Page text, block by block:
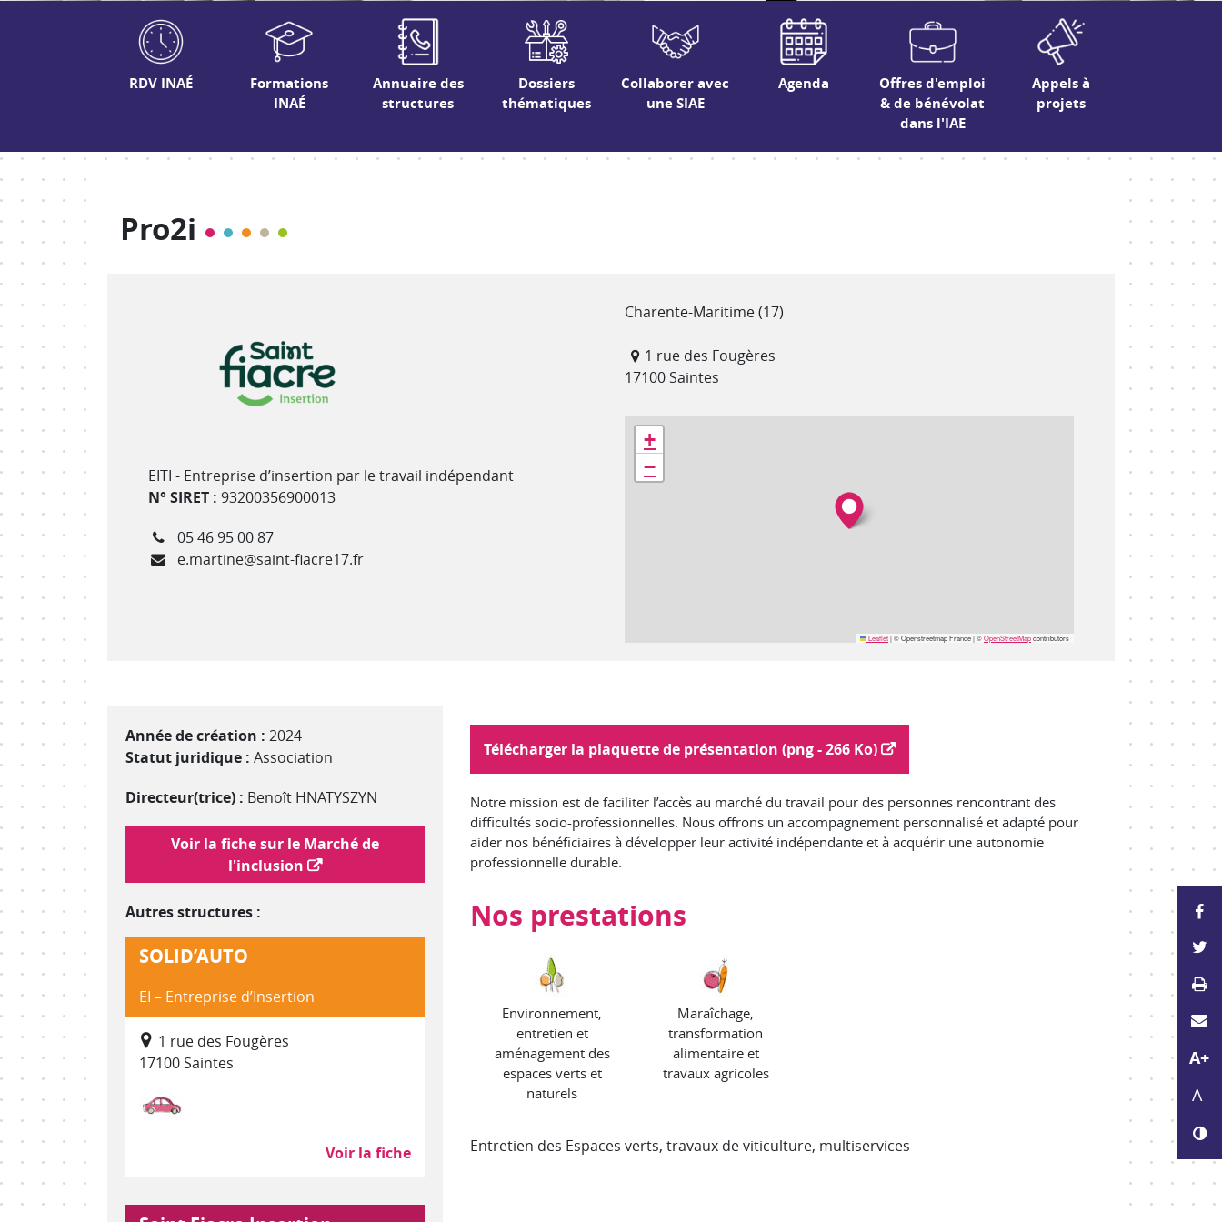
A+
A-
RDV INAÉ
Formations
INAÉ
Annuaire des
structures
Dossiers
thématiques
Collaborer avec
une SIAE
Agenda
Offres d'emploi
& de bénévolat
dans l'IAE
Appels à
projets
Pro2i
Type de structure
EITI - Entreprise d’insertion par le travail indépendant
N° SIRET : 93200356900013
Téléphone
05 46 95 00 87
Courriele.martine@saint-fiacre17.fr
Département(s)
Charente-Maritime (17)
1 rue des Fougères
17100 Saintes
Géolocalisation
+
−
Leaflet|© Openstreetmap France | ©OpenStreetMapcontributors
Année de création : 2024
Statut juridique : Association
Directeur(trice) : Benoît HNATYSZYN
Lien vers le marché de l'inclusion
Voir la fiche sur le Marché de
l'inclusion
Autres structures :
SOLID’AUTO
EI – Entreprise d’Insertion
1 rue des Fougères
17100 Saintes
Réparation, entretien, préparation, commerce et location de véhicules
Voir la fiche
Télécharger la plaquette de présentation (png - 266 Ko)
Notre mission est de faciliter l’accès au marché du travail pour des personnes rencontrant des
difficultés socio-professionnelles. Nous offrons un accompagnement personnalisé et adapté pour
aider nos bénéficiaires à développer leur activité indépendante et à acquérir une autonomie
professionnelle durable.
Nos prestations
Environnement,
entretien et
aménagement des
espaces verts et
naturels
Maraîchage,
transformation
alimentaire et
travaux agricoles
Entretien des Espaces verts, travaux de viticulture, multiservices